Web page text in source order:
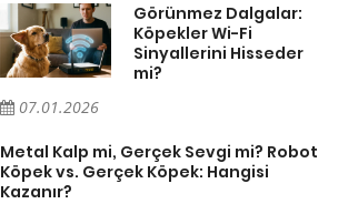
Görünmez Dalgalar:
Köpekler Wi-Fi
Sinyallerini Hisseder
mi?
07.01.2026
Metal Kalp mi, Gerçek Sevgi mi? Robot
Köpek vs. Gerçek Köpek: Hangisi
Kazanır?